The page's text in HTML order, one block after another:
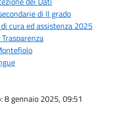
di II grado
cura ed assistenza 2025
: 8 gennaio 2025, 09:51